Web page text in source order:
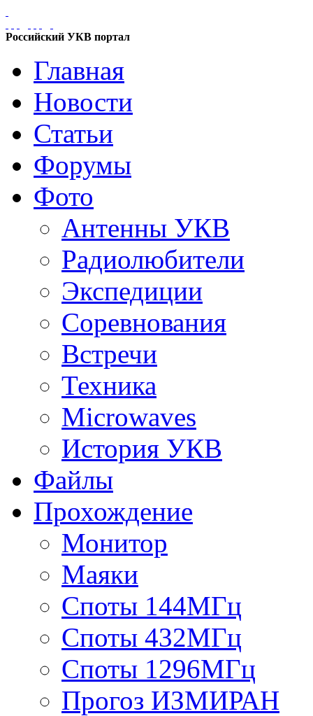
Российский УКВ портал
Главная
Новости
Статьи
Форумы
Фото
Антенны УКВ
Радиолюбители
Экспедиции
Соревнования
Встречи
Техника
Microwaves
История УКВ
Файлы
Прохождение
Монитор
Маяки
Споты 144МГц
Споты 432МГц
Споты 1296МГц
Прогоз ИЗМИРАН